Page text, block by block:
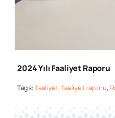
2024 Yılı Faaliyet Raporu
Tags:faaliyet, faaliyet raporu,